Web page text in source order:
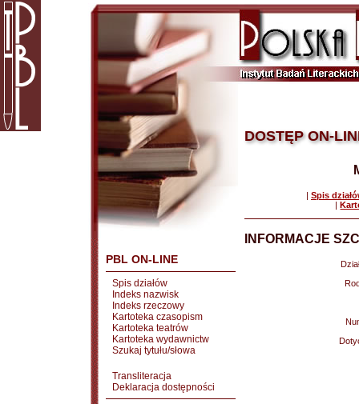
PBL ON-LINE
Spis działów
Indeks nazwisk
Indeks rzeczowy
Kartoteka czasopism
Kartoteka teatrów
Kartoteka wydawnictw
Szukaj tytułu/słowa
Transliteracja
Deklaracja dostępności
DOSTĘP ON-
| Spis
|
INFORMACJE